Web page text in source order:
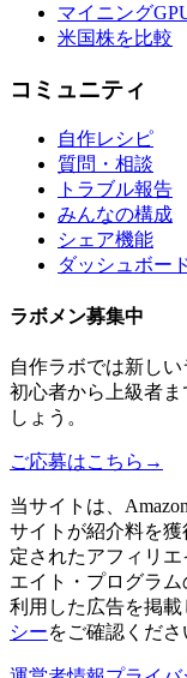
マイニング
米国株を比較
コミュニティ
自作レシピ
質問・相談
トラブル報告
みんなの構成
シェア機能
ダッシュボー
ラボメン募集中
自作ラボでは新しい
初心者から上級者ま
しょう。
ご応募はこちら →
当サイトは、
サイトが紹介料を
定されたアフィリ
エイト・プログラム
利用した広告を掲
シーをご確認くださ